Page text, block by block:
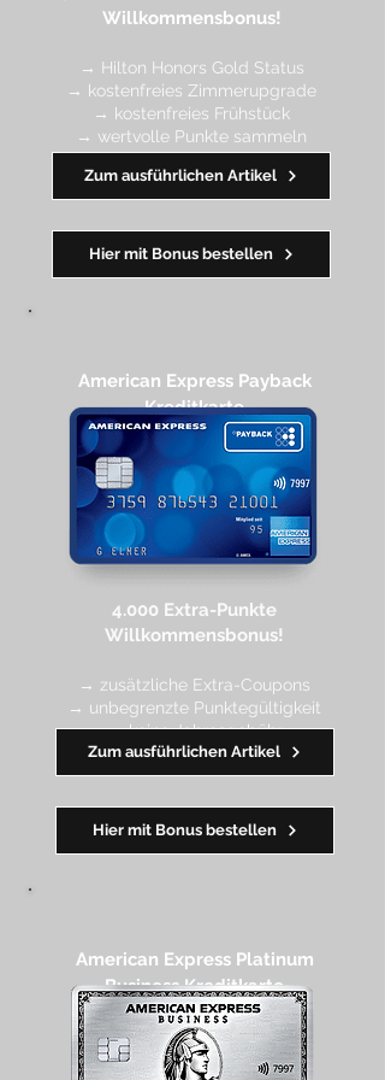
Willkommensbonus!
→ Hilton Honors Gold Status
→ kostenfreies Zimmerupgrade
→ kostenfreies Frühstück
→ wertvolle Punkte sammeln
→ Early Check-in + Late Check-out
━━━━━━━
Hier mit Bonus bestellen
Zum ausführlichen Artikel
American Express Payback
Kreditkarte​
4.000 Extra-Punkte
Willkommensbonus!
→ zusätzliche Extra-Coupons
→ unbegrenzte Punktegültigkeit
→ keine Jahresgebühr
━━━━━━━
Hier mit Bonus bestellen
Zum ausführlichen Artikel
American Express Platinum
Business Kreditkarte​